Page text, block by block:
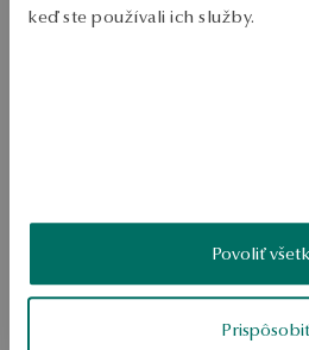
keď ste používali ich služby.
Povoliť
PODROBNOSTI
4.5
Hodnotenie